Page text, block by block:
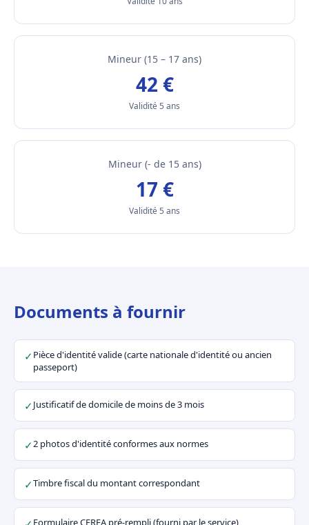
Mineur (15 – 17 ans)
42 €
Validité 5 ans
Mineur (- de 15 ans)
17 €
Validité 5 ans
Documents à fournir
✓ Pièce d'identité valide (carte nationale d'identité ou ancien
passeport)
✓Justificatif de domicile de moins de 3 mois
✓2 photos d'identité conformes aux normes
✓Timbre fiscal du montant correspondant
Formulaire CERFA pré-rempli (fourni par le service)